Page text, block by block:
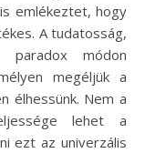
emlékeztet, hogy
A tudatosság,
módon
megéljük a
élhessünk. Nem a
lehet a
ezt az univerzális